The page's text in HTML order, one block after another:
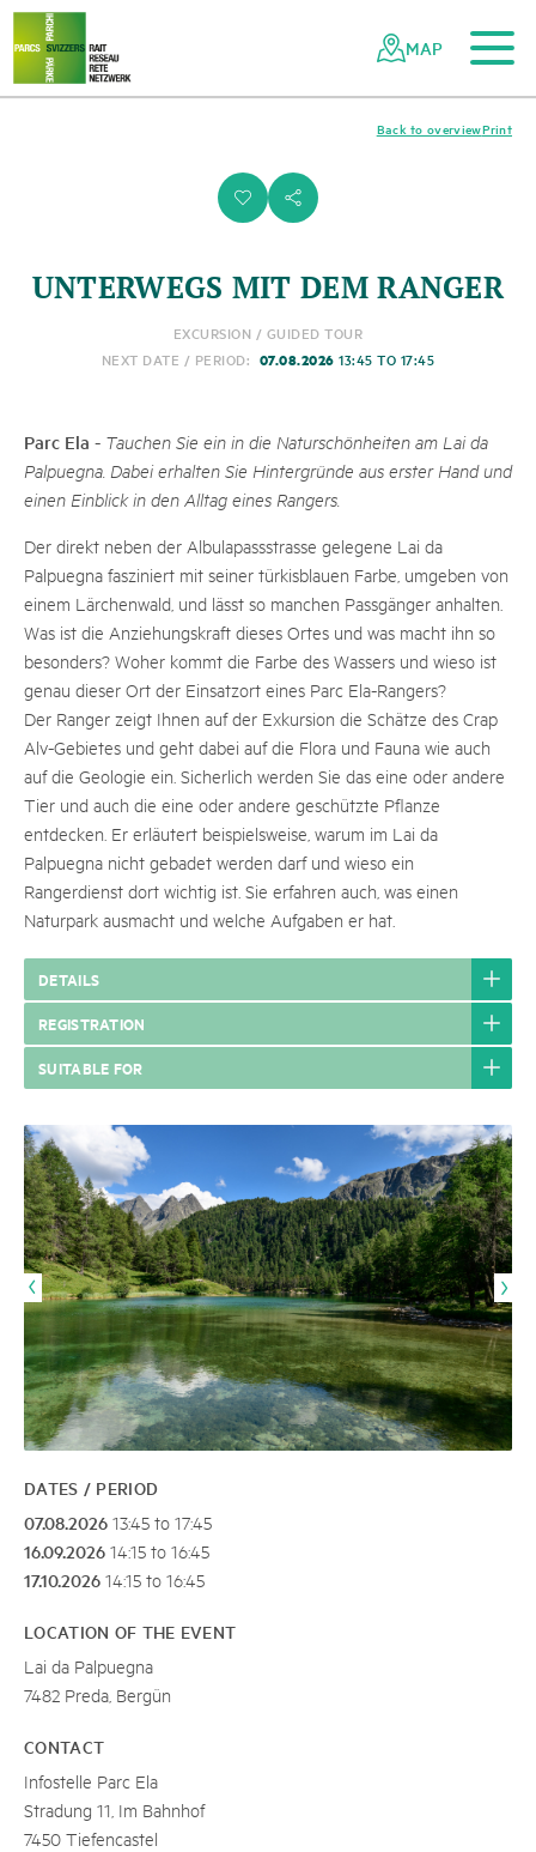
Navigating
the
Swiss
parks
Quick
navigation
To the main content
To the mobile navigation
To search
To the footer
To the sitemap
MAP
i s
Print
Back to overview
UNTERWEGS MIT DEM RANGER
EXCURSION / GUIDED TOUR
NEXT DATE / PERIOD: 07.08.2026 13:45 TO 17:45
Parc Ela - Tauchen Sie ein in die Naturschönheiten am Lai da
Palpuegna. Dabei erhalten Sie Hintergründe aus erster Hand und
einen Einblick in den Alltag eines Rangers.
Der direkt neben der Albulapassstrasse gelegene Lai da
Palpuegna fasziniert mit seiner türkisblauen Farbe, umgeben von
einem Lärchenwald, und lässt so manchen Passgänger anhalten.
Was ist die Anziehungskraft dieses Ortes und was macht ihn so
besonders? Woher kommt die Farbe des Wassers und wieso ist
genau dieser Ort der Einsatzort eines Parc Ela-Rangers?
Der Ranger zeigt Ihnen auf der Exkursion die Schätze des Crap
Alv-Gebietes und geht dabei auf die Flora und Fauna wie auch
auf die Geologie ein. Sicherlich werden Sie das eine oder andere
Tier und auch die eine oder andere geschützte Pflanze
entdecken. Er erläutert beispielsweise, warum im Lai da
Palpuegna nicht gebadet werden darf und wieso ein
Rangerdienst dort wichtig ist. Sie erfahren auch, was einen
Naturpark ausmacht und welche Aufgaben er hat.
DETAILS
REGISTRATION
SUITABLE FOR
DATES / PERIOD
07.08.2026 13:45 to 17:45
16.09.2026 14:15 to 16:45
17.10.2026 14:15 to 16:45
LOCATION OF THE EVENT
Lai da Palpuegna
7482 Preda, Bergün
CONTACT
Infostelle Parc Ela
Stradung 11, Im Bahnhof
7450 Tiefencastel